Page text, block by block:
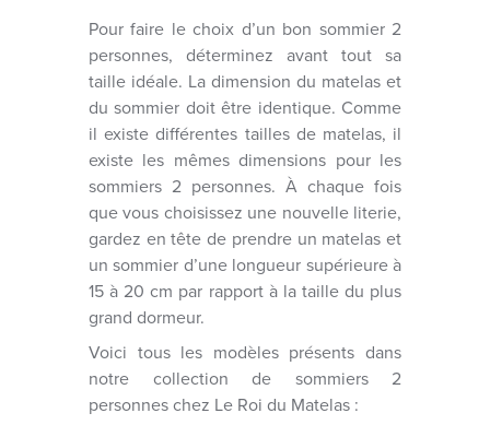
Pour faire le choix d’un bon sommier 2
personnes, déterminez avant tout sa
taille idéale. La dimension du matelas et
du sommier doit être identique. Comme
il existe différentes tailles de matelas, il
existe les mêmes dimensions pour les
sommiers 2 personnes. À chaque fois
que vous choisissez une nouvelle literie,
gardez en tête de prendre un matelas et
un sommier d’une longueur supérieure à
15 à 20 cm par rapport à la taille du plus
grand dormeur.
Voici tous les modèles présents dans
notre collection de sommiers 2
personnes chez Le Roi du Matelas :